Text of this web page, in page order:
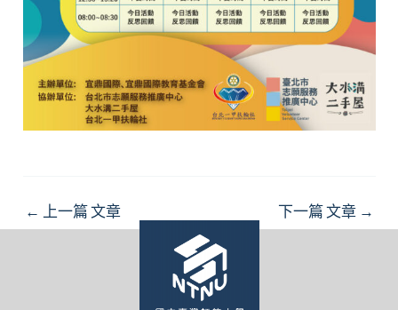
Post
navigation
← 上一篇 文章 下一篇 文章 →